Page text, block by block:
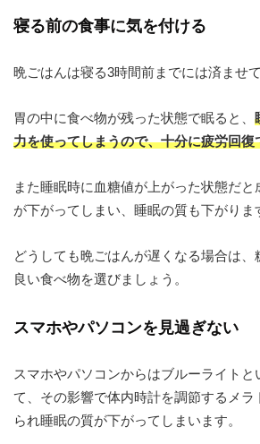
寝る前の食事に気を付ける
晩ごはんは寝る3時間前までには済ませ
胃の中に食べ物が残った状態で眠ると、
力を使ってしまうので、十分に疲労回復
また睡眠時に血糖値が上がった状態だ
が下がってしまい、睡眠の質も下がりま
どうしても晩ごはんが遅くなる場合は
良い食べ物を選びましょう。
スマホやパソコンを見過ぎない
スマホやパソコンからはブルーライトと
て、その影響で体内時計を調節するメラ
られ睡眠の質が下がってしまいます。